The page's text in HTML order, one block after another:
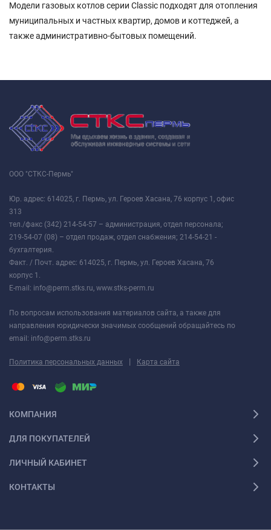
Модели газовых котлов серии Classic подходят для отопления
муниципальных и частных квартир, домов и коттеджей, а
также административно-бытовых помещений.
ООО "СТКС-Пермь"
Юр. адрес: 614025, г. Пермь, ул. Героев Хасана, 76 корпус 1, офис
313
тел./факс (342) 214-54-57 – администрация, отдел персонала;
219-54-07 (08) – отдел продаж, отдел снабжения; 214-54-21 -
бухгалтерия.
Факт. / Почт. адрес: 614025, г. Пермь, ул. Героев Хасана, 76
корпус 1.
E-mail: info@perm.stks.ru, www.stks-perm.ru
По вопросам использования материалов сайта, а также для
направления юридически значимых сообщений обращайтесь по
email: info@perm.stks.ru
Политика персональных данных | Карта сайта
КОМПАНИЯ
ДЛЯ ПОКУПАТЕЛЕЙ
ЛИЧНЫЙ КАБИНЕТ
КОНТАКТЫ